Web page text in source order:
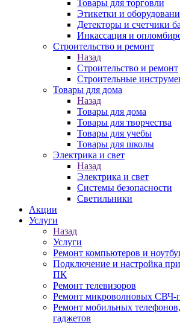
Товары для торговли
Этикетки и
Детекторы и счетчики
Инкассация и
Строительство и ремонт
Назад
Строительство и ремонт
Строительные
Товары для дома
Назад
Товары для дома
Товары для творчества
Товары для учебы
Товары для школы
Электрика и свет
Назад
Электрика и свет
Системы безопасности
Светильники
Акции
Услуги
Назад
Услуги
Ремонт компьютеров и
Подключение и настройка
ПК
Ремонт телевизоров
Ремонт микроволновых СВЧ-
Ремонт мобильных
гаджетов